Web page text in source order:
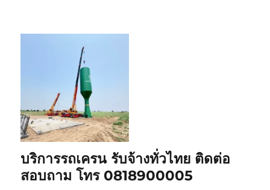
บริการรถเครน รับจ้างทั่วไทย ติดต่อ
สอบถาม โทร 0818900005